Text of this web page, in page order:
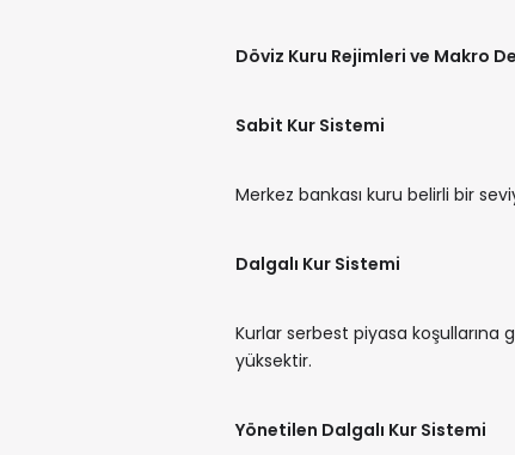
Döviz Kuru Rejimleri ve Makro
Sabit Kur Sistemi
Merkez bankası kuru belirli bir
Dalgalı Kur Sistemi
Kurlar serbest piyasa koşullarına
yüksektir.
Yönetilen Dalgalı Kur Sistemi